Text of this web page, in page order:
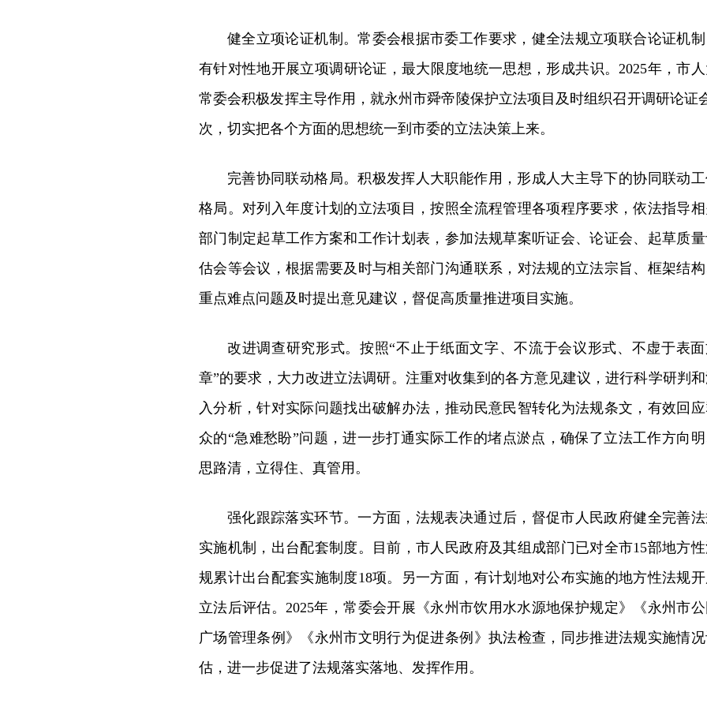
健全立项论证机制。常委会根据市委工作要求，健全法规立项联合论证机制
有针对性地开展立项调研论证，最大限度地统一思想，形成共识。2025年，市
常委会积极发挥主导作用，就永州市舜帝陵保护立法项目及时组织召开调研论证
次，切实把各个方面的思想统一到市委的立法决策上来。
完善协同联动格局。积极发挥人大职能作用，形成人大主导下的协同联动
格局。对列入年度计划的立法项目，按照全流程管理各项程序要求，依法指导
部门制定起草工作方案和工作计划表，参加法规草案听证会、论证会、起草质
估会等会议，根据需要及时与相关部门沟通联系，对法规的立法宗旨、框架结构
重点难点问题及时提出意见建议，督促高质量推进项目实施。
改进调查研究形式。按照“不止于纸面文字、不流于会议形式、不虚于表面
章”的要求，大力改进立法调研。注重对收集到的各方意见建议，进行科学研判
入分析，针对实际问题找出破解办法，推动民意民智转化为法规条文，有效回
众的“急难愁盼”问题，进一步打通实际工作的堵点淤点，确保了立法工作方向明
思路清，立得住、真管用。
强化跟踪落实环节。一方面，法规表决通过后，督促市人民政府健全完善
实施机制，出台配套制度。目前，市人民政府及其组成部门已对全市15部地方
规累计出台配套实施制度18项。另一方面，有计划地对公布实施的地方性法规
立法后评估。2025年，常委会开展《永州市饮用水水源地保护规定》《永州市公
广场管理条例》《永州市文明行为促进条例》执法检查，同步推进法规实施情
估，进一步促进了法规落实落地、发挥作用。